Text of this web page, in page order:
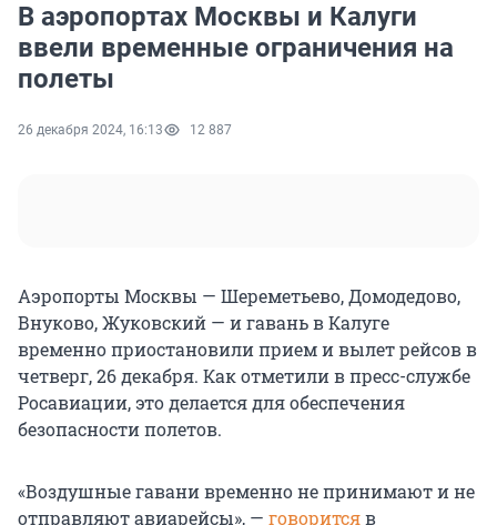
В аэропортах Москвы и Калуги
ввели временные ограничения на
полеты
26 декабря 2024, 16:13 12 887
Аэропорты Москвы — Шереметьево, Домодедово,
Внуково, Жуковский — и гавань в Калуге
временно приостановили прием и вылет рейсов в
четверг, 26 декабря. Как отметили в пресс-службе
Росавиации, это делается для обеспечения
безопасности полетов.
«Воздушные гавани временно не принимают и не
отправляют авиарейсы», — говоритсяв